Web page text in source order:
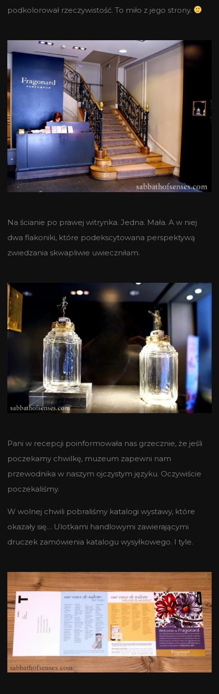
podkolorował rzeczywistość. To miło z jego strony.
Na ścianie po prawej witrynka. Jedna. Mała. A w niej
dwa flakoniki, które podekscytowana perspektywą
zwiedzania skwapliwie uwieczniłam.
Pani w recepcji poinformowała nas grzecznie, że jeśli
poczekamy chwilkę, muzeum zapewni nam
przewodnika w naszym ojczystym języku. Oczywiście
poczekaliśmy.
W wolnej chwili pobraliśmy katalogi wystawy, które
okazały się… Ulotkami handlowymi zawierającymi
druczek zamówienia katalogu wysyłkowego. I tyle.